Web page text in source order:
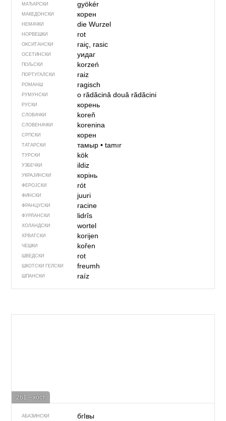
МАЂАРСКИ gyökér
МАКЕДОНСКИ корен
НЕМАЧКИ die Wurzel
НОРВЕШКИ rot
ОКСИТАНСКИ raiç, rasic
ОСЕТИНСКИ уидаг
ПОЉСКИ korzeń
ПОРТУГАЛСКИ raiz
РОМАНШ ragisch
РУМУНСКИ o rădăcinădouă rădăcini
РУСКИ корень
СЛОВАЧКИ koreň
СЛОВЕНАЧКИ korenina
СРПСКИ корен
ТАТАРСКИ тамыр• tamır
ТУРСКИ kök
УЗБЕЧКИ ildiz
УКРАЈИНСКИ корінь
ФЕРОЈСКИ rót
ФИНСКИ juuri
ФРАНЦУСКИ racine
ФУРЛАНСКИ lidrîs
ХОЛАНДСКИ wortel
ХРВАТСКИ korijen
ЧЕШКИ kořen
ШВЕДСКИ rot
ШКОТСКИ ГЕЛСКИ freumh
ШПАНСКИ raíz
261 – кост
АБАЗИНСКИ бгIвы